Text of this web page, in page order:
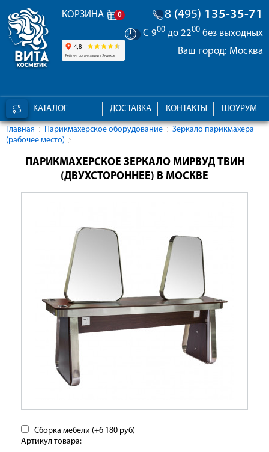
КОРЗИНА 0 8 (495) 135-35-71
С 900 до 2200 без выходных
Ваш город: Москва
КАТАЛОГ ШОУРУМ
КОНТАКТЫ
ДОСТАВКА
Главная Парикмахерское оборудование
Зеркало парикмахера
(рабочее место)
ПАРИКМАХЕРСКОЕ ЗЕРКАЛО МИРВУД ТВИН
(ДВУХСТОРОННЕЕ) В МОСКВЕ
Сборка мебели (+6 180 руб)
Артикул товара: